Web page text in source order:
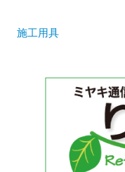
施工用具